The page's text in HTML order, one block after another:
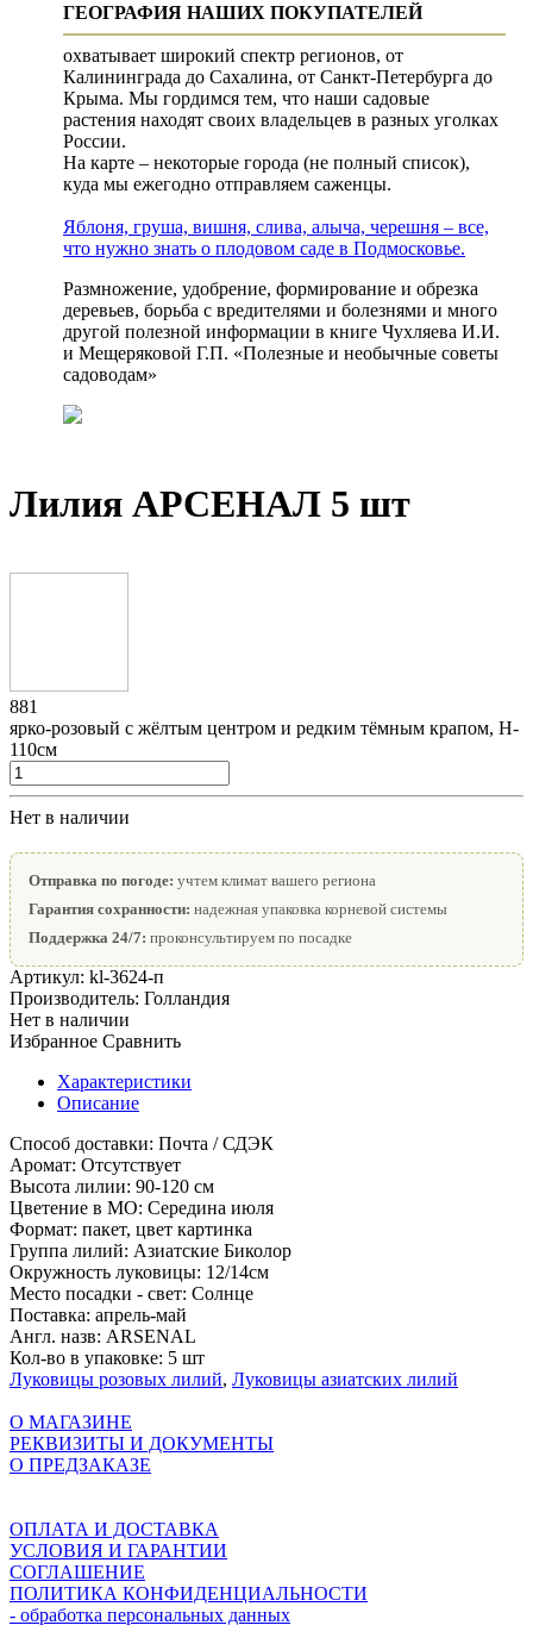
ГЕОГРАФИЯ НАШИХ ПОКУПАТЕЛЕЙ
охватывает широкий спектр регионов, от
Калининграда до Сахалина, от Санкт-Петербурга до
Крыма. Мы гордимся тем, что наши садовые
растения находят своих владельцев в разных уголках
России.
На карте – некоторые города (не полный список),
куда мы ежегодно отправляем саженцы.
Яблоня, груша, вишня, слива, алыча, черешня – все,
что нужно знать о плодовом саде в Подмосковье.
Размножение, удобрение, формирование и обрезка
деревьев, борьба с вредителями и болезнями и много
другой полезной информации в книге Чухляева И.И.
и Мещеряковой Г.П. «Полезные и необычные советы
садоводам»
Лилия АРСЕНАЛ 5 шт
881
ярко-розовый с жёлтым центром и редким тёмным крапом, H-
110см
Нет в наличии
Отправка по погоде: учтем климат вашего региона
Гарантия сохранности: надежная упаковка корневой системы
Поддержка 24/7: проконсультируем по посадке
Артикул: kl-3624-п
Производитель: Голландия
Нет в наличии
Избранное Сравнить
Характеристики
Описание
Способ доставки: Почта / СДЭК
Аромат: Отсутствует
Высота лилии: 90-120 см
Цветение в МО: Середина июля
Формат: пакет, цвет картинка
Группа лилий: Aзиатские Биколор
Окружность луковицы: 12/14см
Место посадки - свет: Солнце
Поставка: апрель-май
Англ. назв: ARSENAL
Кол-во в упаковке: 5 шт
Луковицы розовых лилий, Луковицы азиатских лилий
О МАГАЗИНЕ
РЕКВИЗИТЫ И ДОКУМЕНТЫ
О ПРЕДЗАКАЗЕ
ОПЛАТА И ДОСТАВКА
УСЛОВИЯ И ГАРАНТИИ
СОГЛАШЕНИЕ
ПОЛИТИКА КОНФИДЕНЦИАЛЬНОСТИ
- обработка персональных данных